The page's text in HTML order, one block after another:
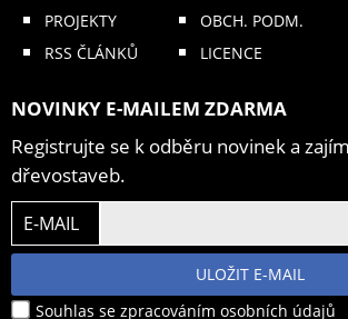
PROJEKTY
RSS ČLÁNKŮ
OBCH. PODM.
LICENCE
NOVINKY E-MAILEM ZDARMA
Registrujte se k odběru novinek a
dřevostaveb.
E-MAIL
ULOŽIT E-MAIL
Souhlas se zpracováním osobních údajů